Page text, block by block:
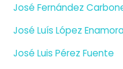
José Fernández
José Luís López
José Luis Pérez Fuente